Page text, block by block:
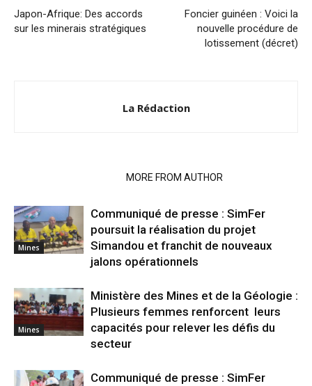
Japon-Afrique: Des accords
sur les minerais stratégiques
Foncier guinéen : Voici la
nouvelle procédure de
lotissement (décret)
La Rédaction
MORE FROM AUTHOR
Mines
Communiqué de presse : SimFer
poursuit la réalisation du projet
Simandou et franchit de nouveaux
jalons opérationnels
Mines
Ministère des Mines et de la Géologie :
Plusieurs femmes renforcent leurs
capacités pour relever les défis du
secteur
Communiqué de presse : SimFer